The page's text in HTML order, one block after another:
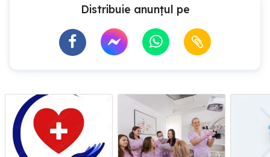
Distribuie anunțul pe